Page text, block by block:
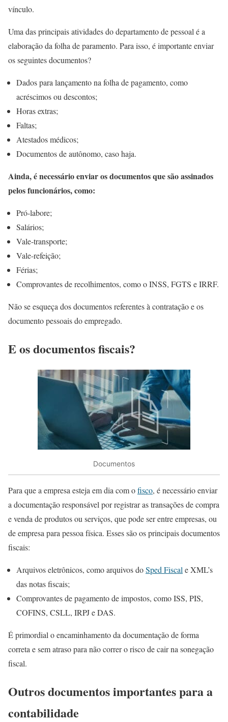
vínculo.
Uma das principais atividades do departamento de pessoal é a
elaboração da folha de paramento. Para isso, é importante enviar
os seguintes documentos?
Dados para lançamento na folha de pagamento, como
acréscimos ou descontos;
Horas extras;
Faltas;
Atestados médicos;
Documentos de autônomo, caso haja.
Ainda, é necessário enviar os documentos que são assinados
pelos funcionários, como:
Pró-labore;
Salários;
Vale-transporte;
Vale-refeição;
Férias;
Comprovantes de recolhimentos, como o INSS, FGTS e IRRF.
Não se esqueça dos documentos referentes à contratação e os
documento pessoais do empregado.
E os documentos fiscais?
Documentos
Para que a empresa esteja em dia com ofisco, é necessário enviar
a documentação responsável por registrar as transações de compra
e venda de produtos ou serviços, que pode ser entre empresas, ou
de empresa para pessoa física. Esses são os principais documentos
fiscais:
Arquivos eletrônicos, como arquivos doSped Fiscal e XML’s
das notas fiscais;
Comprovantes de pagamento de impostos, como ISS, PIS,
COFINS, CSLL, IRPJ e DAS.
É primordial o encaminhamento da documentação de forma
correta e sem atraso para não correr o risco de cair na sonegação
fiscal.
Outros documentos importantes para a
contabilidade